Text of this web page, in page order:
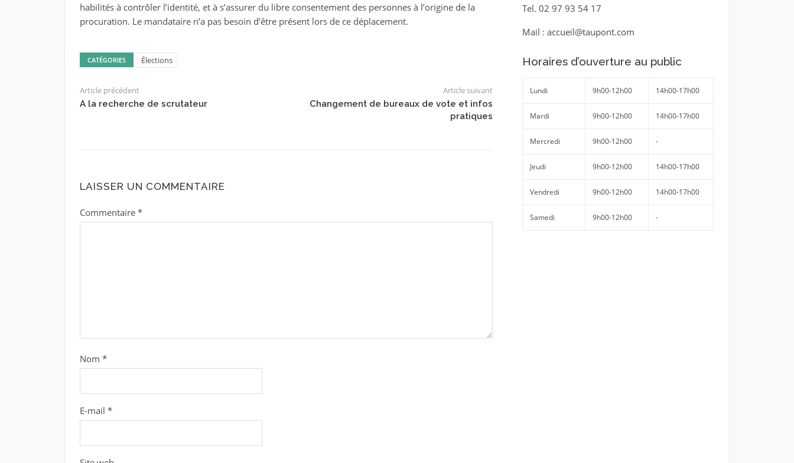
habilités à contrôler l’identité, et à s’assurer du libre consentement des personnes à l’origine de la
procuration. Le mandataire n’a pas besoin d’être présent lors de ce déplacement.
CATÉGORIES Élections
Article précédent
A la recherche de scrutateur
Article suivant
Changement de bureaux de vote et infos
pratiques
LAISSER UN COMMENTAIRE
Commentaire *
Nom *
E-mail *
Tel. 02 97 93 54 17
Mail : accueil@taupont.com
Horaires d’ouverture au public
Lundi 9h00-12h00 14h00-17h00
Mardi 9h00-12h00 14h00-17h00
Mercredi 9h00-12h00 -
Jeudi 9h00-12h00 14h00-17h00
Vendredi 9h00-12h00 14h00-17h00
Samedi 9h00-12h00 -